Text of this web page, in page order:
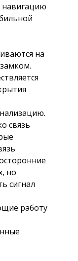
навигацию
на
связь
но
сигнал
работу